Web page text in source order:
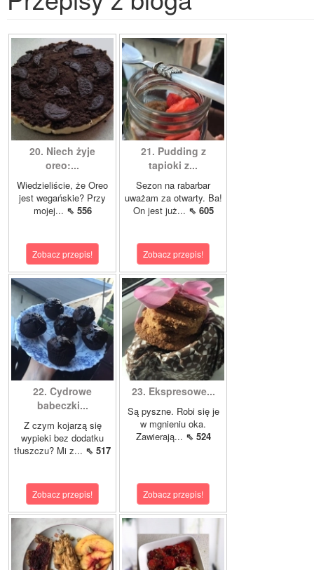
20. Niech żyje
oreo:...
Wiedzieliście, że Oreo
jest wegańskie? Przy
mojej... ⇖ 556
Zobacz przepis!
21. Pudding z
tapioki z...
Sezon na rabarbar
uważam za otwarty. Ba!
On jest już... ⇖ 605
Zobacz przepis!
22. Cydrowe
babeczki...
Z czym kojarzą się
wypieki bez dodatku
tłuszczu? Mi z... ⇖ 517
Zobacz przepis!
23. Ekspresowe...
Są pyszne. Robi się je
w mgnieniu oka.
Zawierają... ⇖ 524
Zobacz przepis!